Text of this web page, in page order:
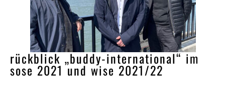
rückblick „buddy-international“ im
sose 2021 und wise 2021/22